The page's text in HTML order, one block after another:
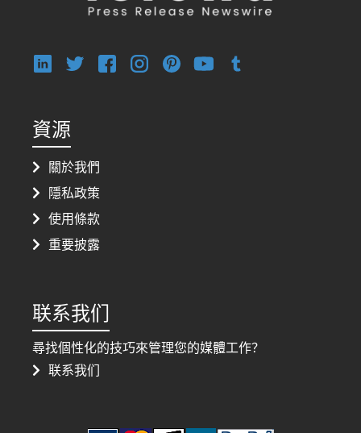
資源
關於我們
隱私政策
使用條款
重要披露
联系我们
尋找個性化的技巧來管理您的媒體工作？
联系我们